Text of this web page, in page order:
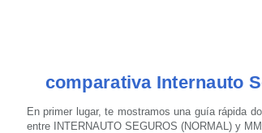
comparativa Internauto
En primer lugar, te mostramos una guía rápida
entre INTERNAUTO SEGUROS (NORMAL) y